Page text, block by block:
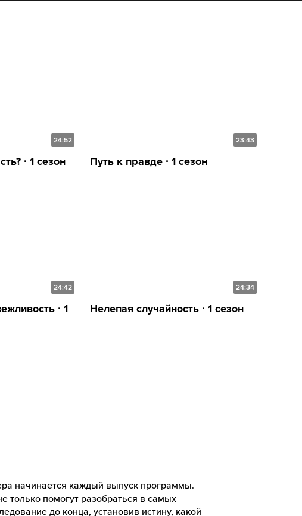
24:52
∙ 1 сезон
23:43
Путь к правде ∙ 1 сезон
24:42
∙ 1
24:34
Нелепая случайность ∙ 1 сезон
начинается каждый выпуск программы.
только помогут разобраться в самых
до конца, установив истину, какой